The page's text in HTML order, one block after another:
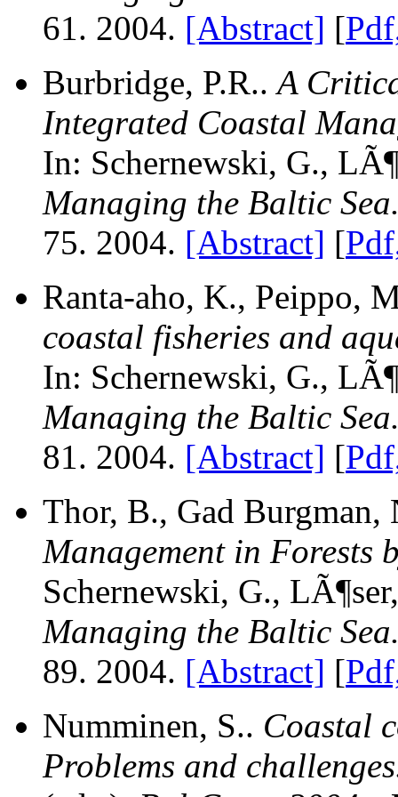
61. 2004. [Abstract] [
Burbridge, P.R..A
Integrated Coastal
In: Schernewski, G.,
Managing the Baltic
75. 2004. [Abstract] [
Ranta-aho, K., Peippo,
coastal fisheries and
In: Schernewski, G.,
Managing the Baltic
81. 2004. [Abstract] [
Thor, B., Gad
Management in Forests
Schernewski, G.,
Managing the Baltic
89. 2004. [Abstract] [
Numminen, S.. Coastal
Problems and